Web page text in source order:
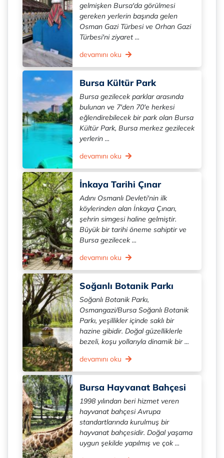
gelmişken Bursa'da görülmesi
gereken yerlerin başında gelen
Osman Gazi Türbesi ve Orhan Gazi
Türbesi'ni ziyaret ...
devamını oku
Bursa Kültür Park
Bursa gezilecek parklar arasında
bulunan ve 7'den 70'e herkesi
eğlendirebilecek bir park olan Bursa
Kültür Park, Bursa merkez gezilecek
yerlerin ...
devamını oku
İnkaya Tarihi Çınar
Adını Osmanlı Devleti'nin ilk
köylerinden alan İnkaya Çınarı,
şehrin simgesi haline gelmiştir.
Büyük bir tarihi öneme sahiptir ve
Bursa gezilecek ...
devamını oku
Soğanlı Botanik Parkı
Soğanlı Botanik Parkı,
Osmangazi/Bursa Soğanlı Botanik
Parkı, yeşillikler içinde saklı bir
hazine gibidir. Doğal güzelliklerle
bezeli, koşu yollarıyla dinamik bir ...
devamını oku
Bursa Hayvanat Bahçesi
1998 yılından beri hizmet veren
hayvanat bahçesi Avrupa
standartlarında kurulmuş bir
hayvanat bahçesidir. Doğal yaşama
uygun şekilde yapılmış ve çok ...